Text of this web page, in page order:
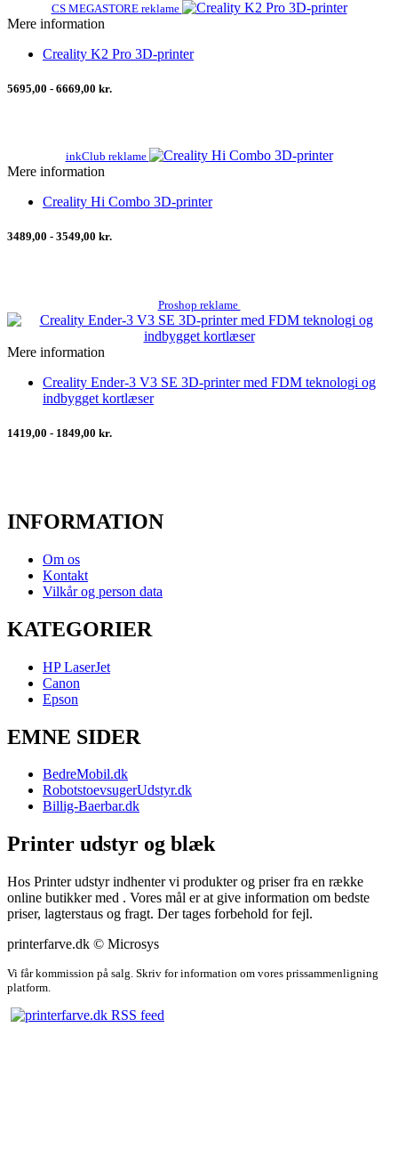
CS MEGASTORE reklame
Mere information
Creality K2 Pro 3D-printer
5695,00 - 6669,00 kr.
inkClub reklame
Mere information
Creality Hi Combo 3D-printer
3489,00 - 3549,00 kr.
Proshop reklame
Mere information
Creality Ender-3 V3 SE 3D-printer med FDM teknologi og
indbygget kortlæser
1419,00 - 1849,00 kr.
INFORMATION
Om os
Kontakt
Vilkår og person data
KATEGORIER
HP LaserJet
Canon
Epson
EMNE SIDER
BedreMobil.dk
RobotstoevsugerUdstyr.dk
Billig-Baerbar.dk
Printer udstyr og blæk
Hos Printer udstyr indhenter vi produkter og priser fra en række
online butikker med . Vores mål er at give information om bedste
priser, lagterstaus og fragt. Der tages forbehold for fejl.
printerfarve.dk © Microsys
Vi får kommission på salg. Skriv for information om vores prissammenligning
platform.